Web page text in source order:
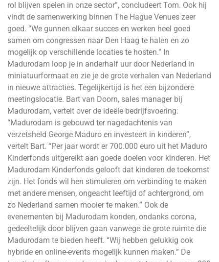
rol blijven spelen in onze sector”, concludeert Tom. Ook hij
vindt de samenwerking binnen The Hague Venues zeer
goed. “We gunnen elkaar succes en werken heel goed
samen om congressen naar Den Haag te halen en zo
mogelijk op verschillende locaties te hosten.” In
Madurodam loop je in anderhalf uur door Nederland in
miniatuurformaat en zie je de grote verhalen van Nederland
in nieuwe attracties. Tegelijkertijd is het een bijzondere
meetingslocatie. Bart van Doorn, sales manager bij
Madurodam, vertelt over de ideële bedrijfsvoering:
“Madurodam is gebouwd ter nagedachtenis van
verzetsheld George Maduro en investeert in kinderen”,
vertelt Bart. “Per jaar wordt er 700.000 euro uit het Maduro
Kinderfonds uitgereikt aan goede doelen voor kinderen. Het
Madurodam Kinderfonds gelooft dat kinderen de toekomst
zijn. Het fonds wil hen stimuleren om verbinding te maken
met andere mensen, ongeacht leeftijd of achtergrond, om
zo Nederland samen mooier te maken.” Ook de
evenementen bij Madurodam konden, ondanks corona,
gedeeltelijk door blijven gaan vanwege de grote ruimte die
Madurodam te bieden heeft. “Wij hebben gelukkig ook
hybride en online-events mogelijk kunnen maken.” De